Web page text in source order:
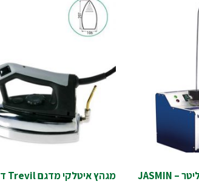
מגהץ איטלקי מדגם Trevil דגם חדש